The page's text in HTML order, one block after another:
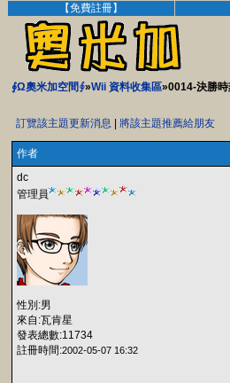
【免費註冊】
∮Ω奧米加空間∮»Wii 資料收集區»0014-決勝
訂覽該主題更新消息 將該主題推薦給朋友
作者
dc
管理員
性別:男
來自:瓦肯星
發表總數:11734
註冊時間:2002-05-07 16:32